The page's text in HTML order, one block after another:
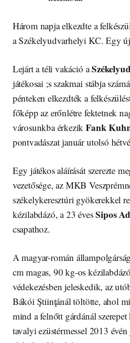
Három napja elkezdte a
a Székelyudvarhelyi KC. Egy
Lejárt a téli vakáció a
játékosai ;s szakmai stábja
pénteken elkezdték a
főképp az erőnlétre fektetnek
városunkba érkezikFank
pontvadászat január utolsó
Egy játékos aláírását szerezte
vezetősége, az MKB
székelykeresztúri gyökerekkel
kézilabdázó, a 23 évesSipos
csapathoz.
A magyar-román
cm magas, 90 kg-os
védekezésben jeleskedik, az
Bákói Ştiinţánál töltötte, ahol
mind a felnőtt gárdánál szerepet
tavalyi ezüstérmessel 2013